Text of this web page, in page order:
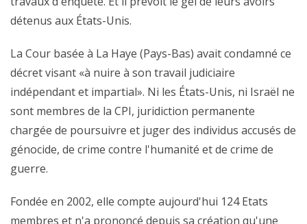
détenus aux États-Unis.
La Cour basée à La Haye (Pays-Bas) avait condamné ce
décret visant «à nuire à son travail judiciaire
indépendant et impartial». Ni les États-Unis, ni Israël ne
sont membres de la CPI, juridiction permanente
chargée de poursuivre et juger des individus accusés de
génocide, de crime contre l'humanité et de crime de
guerre.
Fondée en 2002, elle compte aujourd'hui 124 Etats
membres et n'a prononcé depuis sa création qu'une